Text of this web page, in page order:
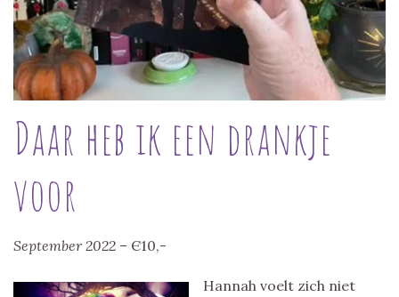
Daar heb ik een drankje
voor
September 2022 – Є10,-
Hannah voelt zich niet